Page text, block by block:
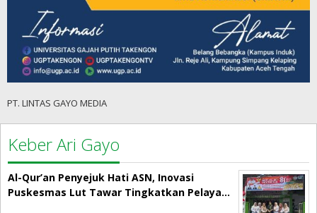
PT. LINTAS GAYO MEDIA
Keber Ari Gayo
Al-Qur’an Penyejuk Hati ASN, Inovasi
Puskesmas Lut Tawar Tingkatkan Pelaya…